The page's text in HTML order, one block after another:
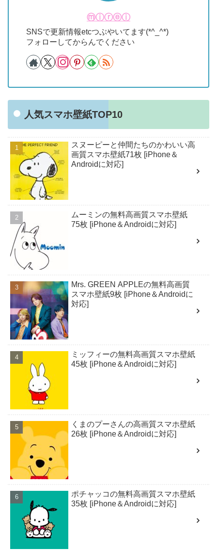
ⓜⓘⓡⓔⓘ
SNSで更新情報etcつぶやいてます(*^_^*)
フォローしてからんでください
人気スマホ壁紙TOP10
スヌーピーと仲間たちのかわいい高
画質スマホ壁紙71枚 [iPhone＆
Androidに対応]
ムーミンの無料高画質スマホ壁紙
75枚 [iPhone＆Androidに対応]
Mrs. GREEN APPLEの無料高画質
スマホ壁紙9枚 [iPhone＆Androidに
対応]
ミッフィーの無料高画質スマホ壁紙
45枚 [iPhone＆Androidに対応]
くまのプーさんの高画質スマホ壁紙
26枚 [iPhone＆Androidに対応]
ポチャッコの無料高画質スマホ壁紙
35枚 [iPhone＆Androidに対応]